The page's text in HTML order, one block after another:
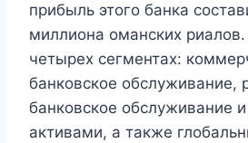
прибыль этого банка
миллиона оманских
четырех сегментах:
банковское обслуживание,
банковское обслуживание
активами, а также